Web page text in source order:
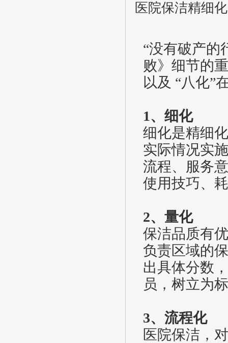
医院保洁精细
“没有破产的
败》细节的
以及 “八化”
1、细化
细化是精细
实际情况实
流程、服务
使用技巧、
2、量化
保洁品质有
负责区域的
出具体分数
员，树立为
3、流程化
医院保洁，